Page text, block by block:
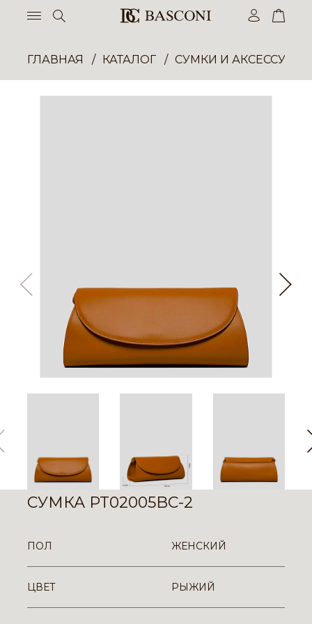
ГЛАВНАЯ КАТАЛОГ СУМКИ И
СУМКА PT02005BC-2
ПОЛ ЖЕНСКИЙ
ЦВЕТ РЫЖИЙ